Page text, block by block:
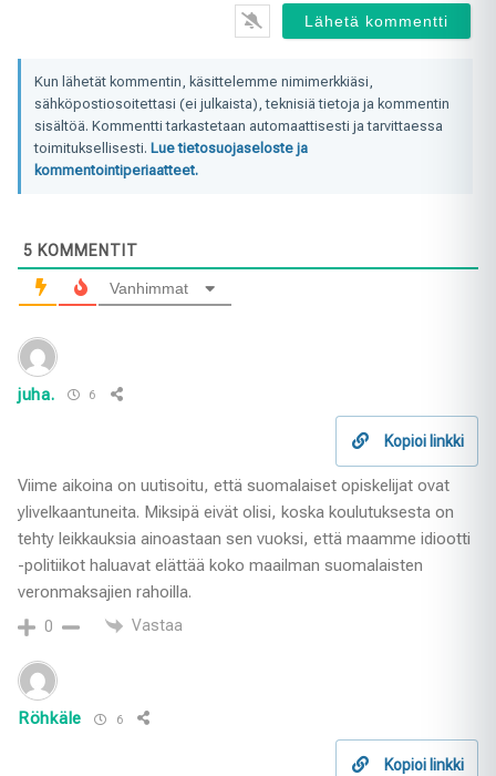
Kun lähetät kommentin, käsittelemme nimimerkkiäsi,
sähköpostiosoitettasi (ei julkaista), teknisiä tietoja ja kommentin
sisältöä. Kommentti tarkastetaan automaattisesti ja tarvittaessa
toimituksellisesti. Lue tietosuojaseloste ja
kommentointiperiaatteet.
5 KOMMENTIT
Vanhimmat
juha. 6
Kopioi linkki
Viime aikoina on uutisoitu, että suomalaiset opiskelijat ovat
ylivelkaantuneita. Miksipä eivät olisi, koska koulutuksesta on
tehty leikkauksia ainoastaan sen vuoksi, että maamme idiootti
-politiikot haluavat elättää koko maailman suomalaisten
veronmaksajien rahoilla.
0 Vastaa
Röhkäle 6
Kopioi linkki